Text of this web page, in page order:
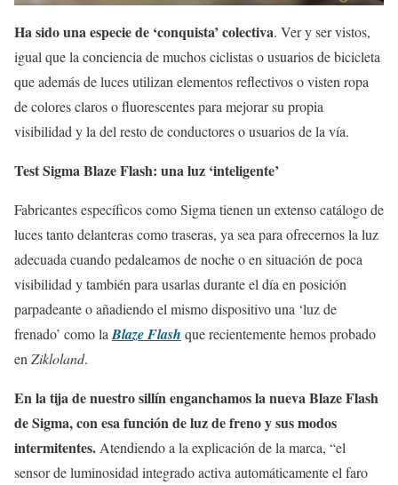
Ha sido una especie de ‘conquista’ colectiva. Ver y ser vistos,
igual que la conciencia de muchos ciclistas o usuarios de bicicleta
que además de luces utilizan elementos reflectivos o visten ropa
de colores claros o fluorescentes para mejorar su propia
visibilidad y la del resto de conductores o usuarios de la vía.
Test Sigma Blaze Flash: una luz ‘inteligente’
Fabricantes específicos como Sigma tienen un extenso catálogo de
luces tanto delanteras como traseras, ya sea para ofrecernos la luz
adecuada cuando pedaleamos de noche o en situación de poca
visibilidad y también para usarlas durante el día en posición
parpadeante o añadiendo el mismo dispositivo una ‘luz de
frenado’ como la Blaze Flash que recientemente hemos probado
en Zikloland.
En la tija de nuestro sillín enganchamos la nueva Blaze Flash
de Sigma, con esa función de luz de freno y sus modos
intermitentes. Atendiendo a la explicación de la marca, “el
sensor de luminosidad integrado activa automáticamente el faro